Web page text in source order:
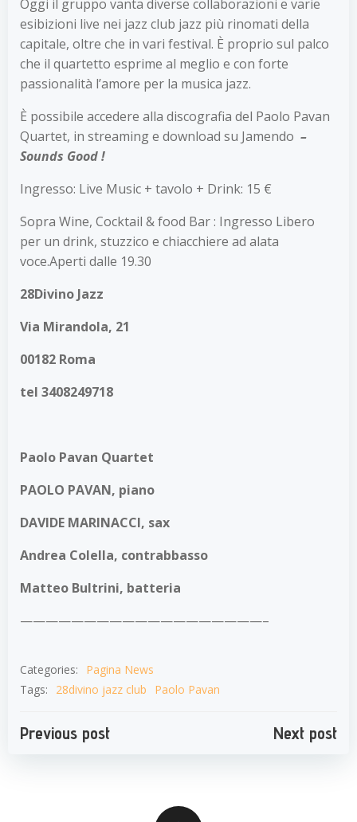
Oggi il gruppo vanta diverse collaborazioni e varie
esibizioni live nei jazz club jazz più rinomati della
capitale, oltre che in vari festival. È proprio sul palco
che il quartetto esprime al meglio e con forte
passionalità l’amore per la musica jazz.
È possibile accedere alla discografia del Paolo Pavan
Quartet, in streaming e download su Jamendo –
Sounds Good !
Ingresso: Live Music + tavolo + Drink: 15 €
Sopra Wine, Cocktail & food Bar : Ingresso Libero
per un drink, stuzzico e chiacchiere ad alata
voce.Aperti dalle 19.30
28Divino Jazz
Via Mirandola, 21
00182 Roma
tel 3408249718
Paolo Pavan Quartet
PAOLO PAVAN, piano
DAVIDE MARINACCI, sax
Andrea Colella, contrabbasso
Matteo Bultrini, batteria
———————————————————–
Categories:
Pagina News
Tags:
28divino jazz club Paolo Pavan
Navigazione
Previous post
Navigazione
Next post